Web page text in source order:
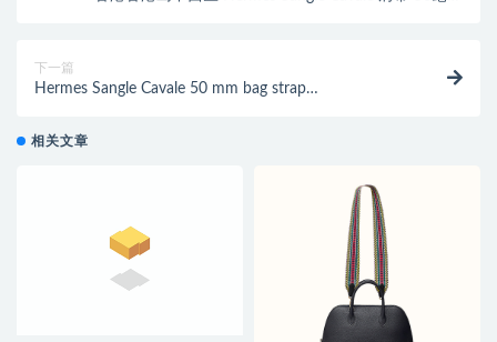
下一篇
Hermes Sangle Cavale 50 mm bag strap
相关文章